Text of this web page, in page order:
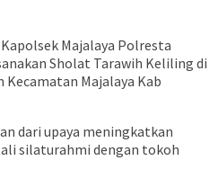
Kapolsek Majalaya Polresta
Sholat Tarawih Keliling di
Kecamatan Majalaya Kab
dari upaya meningkatkan
silaturahmi dengan tokoh